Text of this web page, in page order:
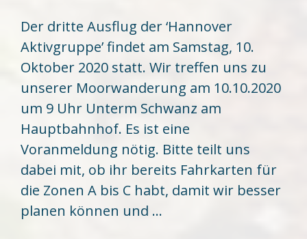
Der dritte Ausflug der ‘Hannover
Aktivgruppe’ findet am Samstag, 10.
Oktober 2020 statt. Wir treffen uns zu
unserer Moorwanderung am 10.10.2020
um 9 Uhr Unterm Schwanz am
Hauptbahnhof. Es ist eine
Voranmeldung nötig. Bitte teilt uns
dabei mit, ob ihr bereits Fahrkarten für
die Zonen A bis C habt, damit wir besser
planen können und …